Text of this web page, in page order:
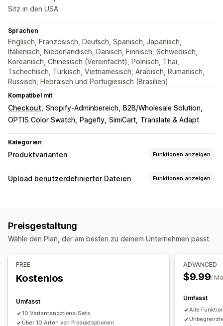
Sitz in den USA
Sprachen
Englisch, Französisch, Deutsch, Spanisch, Japanisch,
Italienisch, Niederländisch, Dänisch, Finnisch, Schwedisch,
Koreanisch, Chinesisch (Vereinfacht), Polnisch, Thai,
Tschechisch, Türkisch, Vietnamesisch, Arabisch, Rumänisch,
Russisch, Hebräisch und Portugiesisch (Brasilien)
Kompatibel mit
Checkout Shopify-Adminbereich
B2B/Wholesale Solution
OPTIS Color Swatch
Pagefly SimiCart Translate & Adapt
Kategorien
Produktvarianten Funktionen anzeigen
Anpassung
Benutzerdefinierter Text
Benutzerdefinierte CSS Benutzerdefiniertes HTML
Import und Export
Bedingte Preisgestaltung
Add-ons
Variantenaufschläge Einrichtungsgebühren
Upload benutzerdefinierter Dateien Funktionen anzeigen
Benutzerdefinierte Regeln
Preisgestaltung
Wähle den Plan, der am besten zu deinem Unternehmen passt.
FREE
Kostenlos
Umfasst
10 Variantenoptions-Sets
Über 10 Arten von Produktoptionen
ADVANCED
$9.99/
Umfasst
Alle